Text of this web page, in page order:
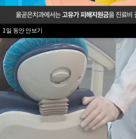
1일 동안 안보기
1일 동안 안보기